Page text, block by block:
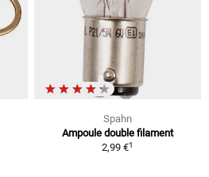
Spahn
Ampoule double filament
2,99 €1